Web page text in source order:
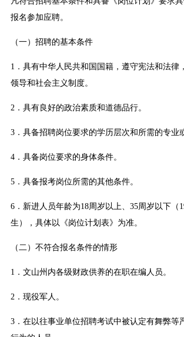
报名参加应聘。
（一）招聘的基本条件
1．具有中华人民共和国国籍，遵守宪法和法律
领导和社会主义制度。
2．具有良好的政治素质和道德品行。
3．具备招聘岗位要求的学历层次和所需的专业
4．具备岗位要求的身体条件。
5．具备报考岗位所需的其他条件。
6．新进人员年龄为18周岁以上、35周岁以下（
生），具体以《岗位计划表》为准。
（二）不符合报名条件的情形
1．文山州内各级财政供养的在职在编人员。
2．现役军人。
3．在以往事业单位招聘考试中被认定有舞弊等